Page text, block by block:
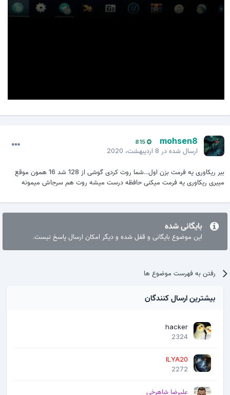
mohsen8
815
ارسال شده در8 اردیبهشت، 2020
ببر ریکاوری یه فرمت بزن اول...شما روت کردی گوشی از 128 شد 16 همون موقع
میبری ریکاوری یه فرمت میکنی حافظه درست میشه روت هم سرجاش میمونه
بایگانی شده
این موضوع بایگانی و قفل شده و دیگر امکان ارسال پاسخ نیست.
رفتن به فهرست موضوع ها
بیشترین ارسال کنندگان
hacker
2324
ILYA20
2272
علیرضا شاهرخی